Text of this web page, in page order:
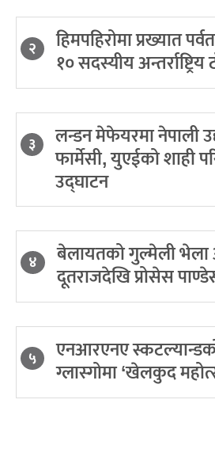
२ हिमपहिरोमा प्रख्यात
१० सदस्यीय
३ लन्डन मेफेयरमा नेपाली
फार्मेसी, युएईको शाही
उद्घाटन
४ बेलायतको गुल्मेली भेला
दूतराजदेखि प्रोसेस
५ एनआरएनए
ग्लास्गोमा ‘खेलकुद